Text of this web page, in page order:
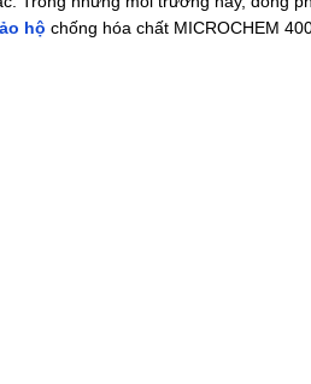
hộ chống hóa chất MICROCHEM